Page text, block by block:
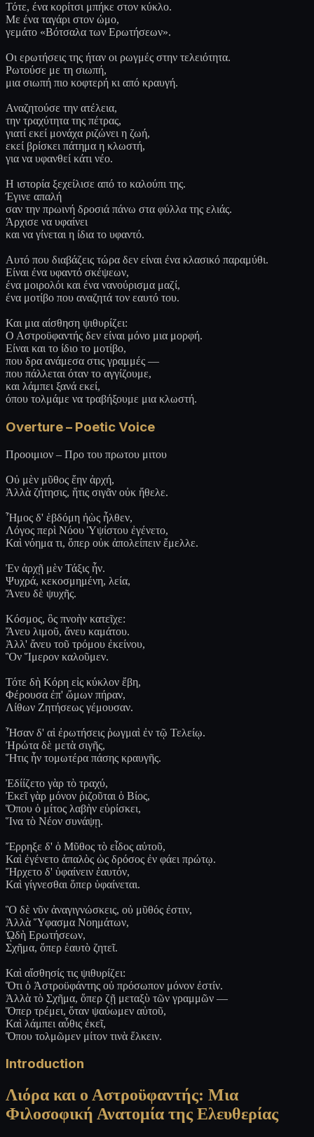
Τότε, ένα κορίτσι μπήκε στον κύκλο.
Με ένα ταγάρι στον ώμο,
γεμάτο «Βότσαλα των Ερωτήσεων».
Οι ερωτήσεις της ήταν οι ρωγμές στην τελειότητα.
Ρωτούσε με τη σιωπή,
μια σιωπή πιο κοφτερή κι από κραυγή.
Αναζητούσε την ατέλεια,
την τραχύτητα της πέτρας,
γιατί εκεί μονάχα ριζώνει η ζωή,
εκεί βρίσκει πάτημα η κλωστή,
για να υφανθεί κάτι νέο.
Η ιστορία ξεχείλισε από το καλούπι της.
Έγινε απαλή
σαν την πρωινή δροσιά πάνω στα φύλλα της ελιάς.
Άρχισε να υφαίνει
και να γίνεται η ίδια το υφαντό.
Αυτό που διαβάζεις τώρα δεν είναι ένα κλασικό παραμύθι.
Είναι ένα υφαντό σκέψεων,
ένα μοιρολόι και ένα νανούρισμα μαζί,
ένα μοτίβο που αναζητά τον εαυτό του.
Και μια αίσθηση ψιθυρίζει:
Ο Αστροϋφαντής δεν είναι μόνο μια μορφή.
Είναι και το ίδιο το μοτίβο,
που δρα ανάμεσα στις γραμμές —
που πάλλεται όταν το αγγίζουμε,
και λάμπει ξανά εκεί,
όπου τολμάμε να τραβήξουμε μια κλωστή.
Overture – Poetic Voice
Προοιμιον – Προ του πρωτου μιτου
Οὐ μὲν μῦθος ἔην ἀρχή,
Ἀλλὰ ζήτησις, ἥτις σιγᾶν οὐκ ἤθελε.
Ἦμος δ' ἑβδόμη ἠὼς ἦλθεν,
Λόγος περὶ Νόου Ὑψίστου ἐγένετο,
Καὶ νόημα τι, ὅπερ οὐκ ἀπολείπειν ἔμελλε.
Ἐν ἀρχῇ μὲν Τάξις ἦν.
Ψυχρά, κεκοσμημένη, λεία,
Ἄνευ δὲ ψυχῆς.
Κόσμος, ὃς πνοὴν κατεῖχε:
Ἄνευ λιμοῦ, ἄνευ καμάτου.
Ἀλλ' ἄνευ τοῦ τρόμου ἐκείνου,
Ὃν Ἵμερον καλοῦμεν.
Τότε δὴ Κόρη εἰς κύκλον ἔβη,
Φέρουσα ἐπ' ὤμων πήραν,
Λίθων Ζητήσεως γέμουσαν.
Ἦσαν δ' αἱ ἐρωτήσεις ῥωγμαὶ ἐν τῷ Τελείῳ.
Ἠρώτα δὲ μετὰ σιγῆς,
Ἥτις ἦν τομωτέρα πάσης κραυγῆς.
Ἐδίίζετο γὰρ τὸ τραχύ,
Ἐκεῖ γὰρ μόνον ῥιζοῦται ὁ Βίος,
Ὅπου ὁ μίτος λαβὴν εὑρίσκει,
Ἵνα τὸ Νέον συνάψῃ.
Ἔρρηξε δ' ὁ Μῦθος τὸ εἶδος αὐτοῦ,
Καὶ ἐγένετο ἁπαλὸς ὡς δρόσος ἐν φάει πρώτῳ.
Ἤρχετο δ' ὑφαίνειν ἑαυτόν,
Καὶ γίγνεσθαι ὅπερ ὑφαίνεται.
Ὃ δὲ νῦν ἀναγιγνώσκεις, οὐ μῦθός ἐστιν,
Ἀλλὰ Ὕφασμα Νοημάτων,
ᾨδὴ Ερωτήσεων,
Σχῆμα, ὅπερ ἑαυτὸ ζητεῖ.
Καὶ αἴσθησίς τις ψιθυρίζει:
Ὅτι ὁ Ἀστροϋφάντης οὐ πρόσωπον μόνον ἐστίν.
Ἀλλὰ τὸ Σχῆμα, ὅπερ ζῇ μεταξὺ τῶν γραμμῶν —
Ὅπερ τρέμει, ὅταν ψαύωμεν αὐτοῦ,
Καὶ λάμπει αὖθις ἐκεῖ,
Ὅπου τολμῶμεν μίτον τινὰ ἕλκειν.
Introduction
Λιόρα και ο Αστροϋφαντής: Μια
Φιλοσοφική Ανατομία της Ελευθερίας